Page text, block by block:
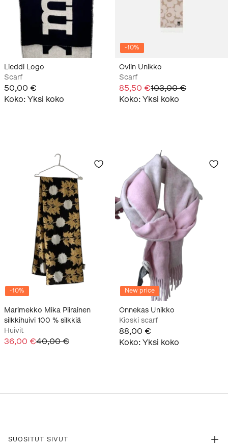
Lieddi Logo
Scarf
50,00 €
Koko: Yksi koko
-10%
Ovlin Unikko
Scarf
85,50 €103,00 €
Koko: Yksi koko
-10%
Marimekko Mika Piirainen
silkkihuivi 100 % silkkiä
Huivit
36,00 €40,00 €
New price
Onnekas Unikko
Kioski scarf
88,00 €
Koko: Yksi koko
SUOSITUT SIVUT